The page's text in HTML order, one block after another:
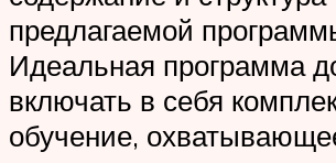
предлагаемой
Идеальная программа
включать в себя
обучение,